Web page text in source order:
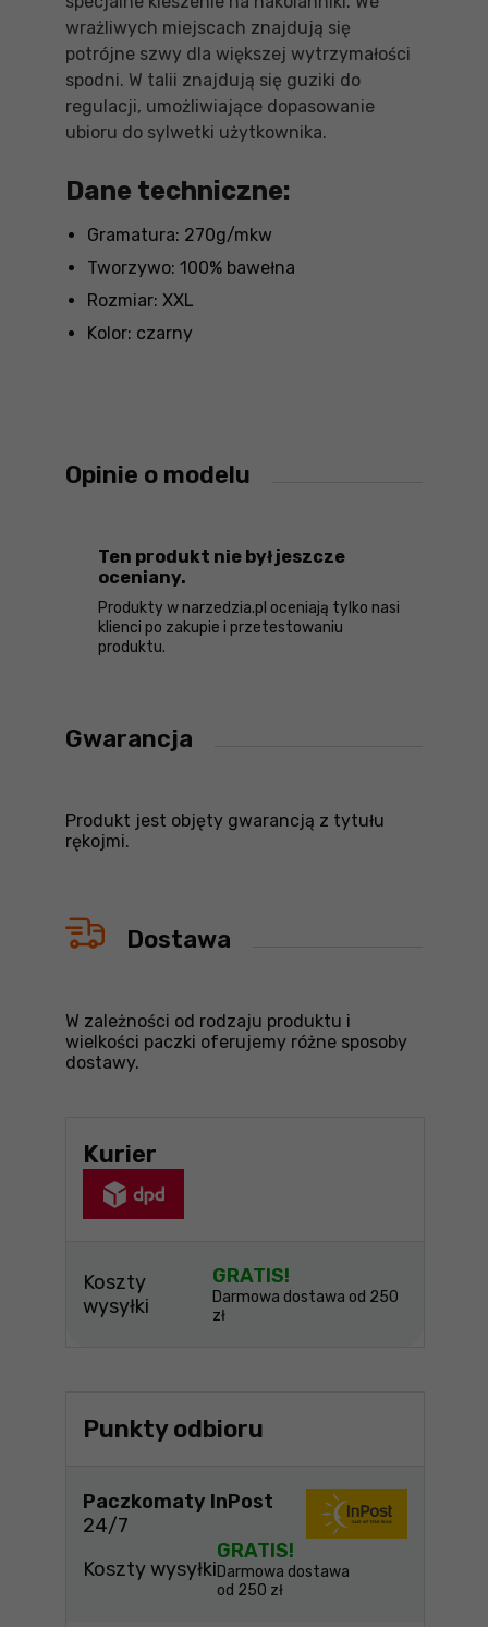
wrażliwych miejscach znajdują się
potrójne szwy dla większej wytrzymałości
spodni. W talii znajdują się guziki do
regulacji, umożliwiające dopasowanie
ubioru do sylwetki użytkownika.
Dane techniczne:
Gramatura: 270g/mkw
Tworzywo: 100% bawełna
Rozmiar: XXL
Kolor: czarny
Opinie o modelu
Ten produkt nie był jeszcze
oceniany.
Produkty w narzedzia.pl oceniają tylko nasi
klienci po zakupie i przetestowaniu
produktu.
Gwarancja
Produkt jest objęty gwarancją z tytułu
rękojmi.
Dostawa
W zależności od rodzaju produktu i
wielkości paczki oferujemy różne sposoby
dostawy.
Kurier
Koszty
wysyłki
GRATIS!
Darmowa dostawa od 250
zł
Punkty odbioru
Paczkomaty InPost
24/7
Koszty wysyłki
GRATIS!
Darmowa dostawa
od 250 zł